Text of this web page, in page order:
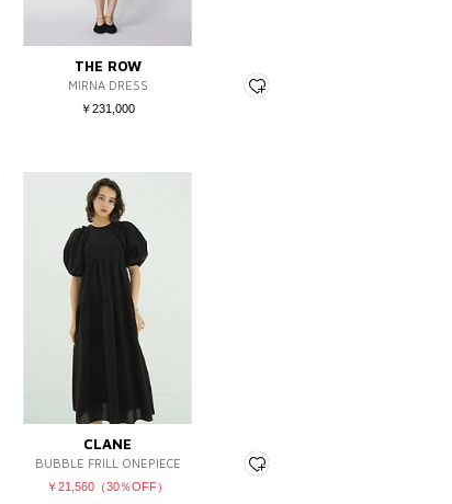
THE ROW
MIRNA DRESS
￥231,000
CLANE
BUBBLE FRILL ONEPIECE
￥21,560（30％OFF）